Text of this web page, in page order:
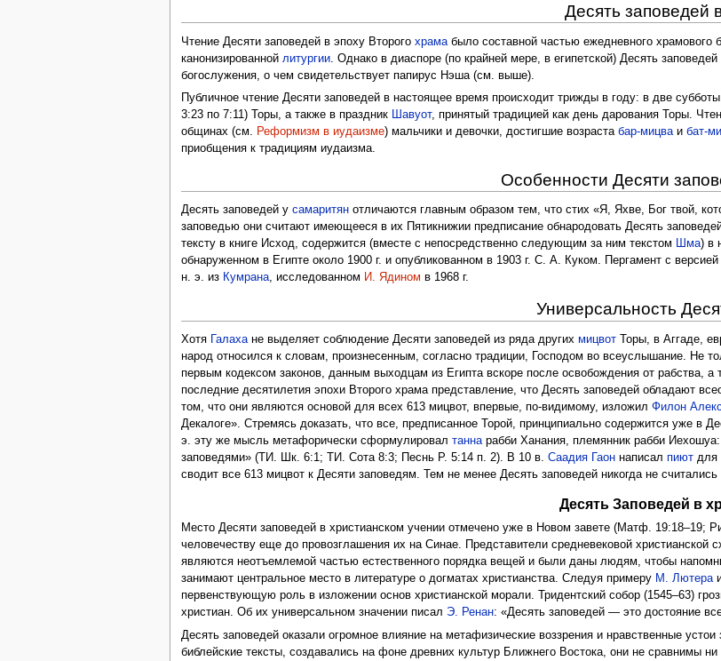
Десять заповедей
Чтение Десяти заповедей в эпоху Второгохрама было составной частью ежедневного
канонизированной литургии . Однако в диаспоре (по крайней мере, в египетской) Десять
богослужения, о чем свидетельствует папирус Нэша (см. выше).
Публичное чтение Десяти заповедей в настоящее время происходит трижды в году: в две
3:23 по 7:11) Торы, а также в праздник Шавуот, принятый традицией как день дарования Торы.
общинах (см. Реформизм в иудаизме) мальчики и девочки, достигшие возрастабар-мицваибат-
приобщения к традициям иудаизма.
Особенности Десяти
Десять заповедей усамаритян отличаются главным образом тем, что стих «Я, Яхве, Бог твой,
заповедью они считают имеющееся в их Пятикнижии предписание обнародовать Десять
тексту в книге Исход, содержится (вместе с непосредственно следующим за ним текстом Шма) в
обнаруженном в Египте около 1900 г. и опубликованном в 1903 г. С. А. Куком. Пергамент с
н. э. из Кумрана, исследованном И. Ядином в 1968 г.
Универсальность
Хотя Галахане выделяет соблюдение Десяти заповедей из ряда другихмицвот Торы, в Аггаде,
народ относился к словам, произнесенным, согласно традиции, Господом во всеуслышание. Не
первым кодексом законов, данным выходцам из Египта вскоре после освобождения от рабства,
последние десятилетия эпохи Второго храма представление, что Десять заповедей
том, что они являются основой для всех 613 мицвот, впервые, по-видимому, изложилФилон
Декалоге». Стремясь доказать, что все, предписанное Торой, принципиально содержится уже в
э. эту же мысль метафорически сформулировалтаннарабби Ханания, племянник рабби
заповедями» (ТИ. Шк. 6:1; ТИ. Сота 8:3; Песнь Р. 5:14 п. 2). В 10 в.Саадия Гаон написалпиют для
сводит все 613 мицвот к Десяти заповедям. Тем не менее Десять заповедей никогда не
Десять Заповедей в
Место Десяти заповедей в христианском учении отмечено уже в Новом завете (Матф. 19:18–19;
человечеству еще до провозглашения их на Синае. Представители средневековой
являются неотъемлемой частью естественного порядка вещей и были даны людям, чтобы
занимают центральное место в литературе о догматах христианства. Следуя примеру М. Лютера
первенствующую роль в изложении основ христианской морали. Тридентский собор (1545–63)
христиан. Об их универсальном значении писал Э. Ренан: «Десять заповедей — это достояние
Десять заповедей оказали огромное влияние на метафизические воззрения и нравственные
библейские тексты, создавались на фоне древних культур Ближнего Востока, они не сравнимы